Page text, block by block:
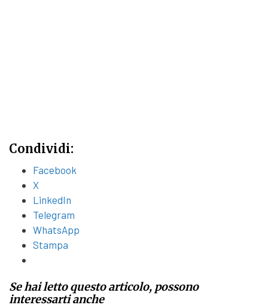
Condividi:
Facebook
X
LinkedIn
Telegram
WhatsApp
Stampa
Se hai letto questo articolo, possono
interessarti anche